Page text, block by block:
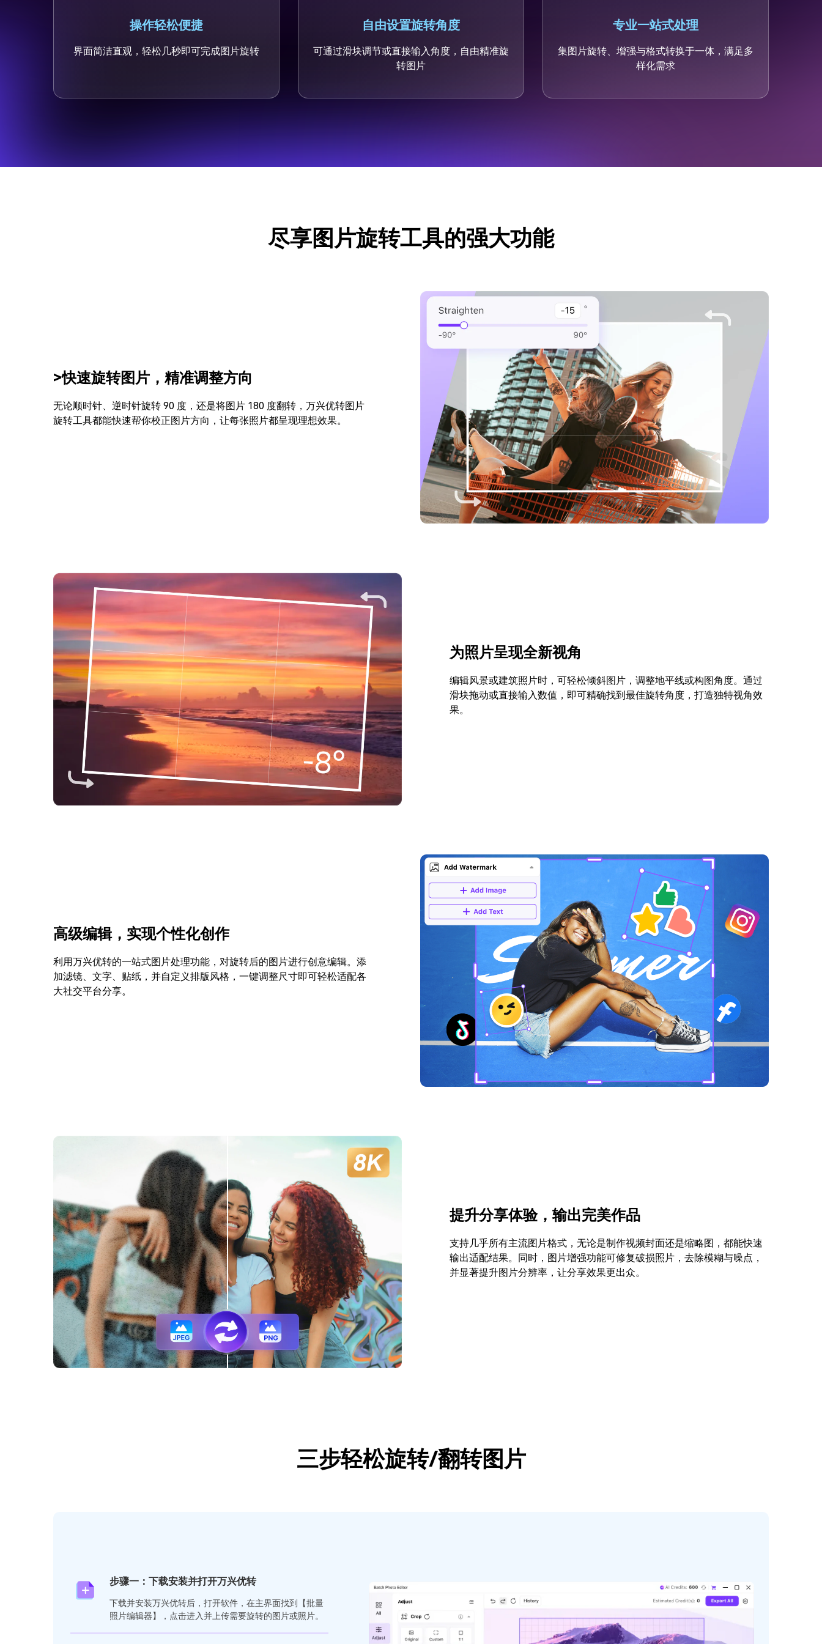
操作轻松便捷
界面简洁直观，轻松几秒即可完成图片旋转
自由设置旋转角度
可通过滑块调节或直接输入角度，自由精准旋
转图片
专业一站式处理
集图片旋转、增强与格式转换于一体，满足多
样化需求
尽享图片旋转工具的强大功能
>快速旋转图片，精准调整方向
无论顺时针、逆时针旋转 90 度，还是将图片 180 度翻转，万兴优转图片
旋转工具都能快速帮你校正图片方向，让每张照片都呈现理想效果。
为照片呈现全新视角
编辑风景或建筑照片时，可轻松倾斜图片，调整地平线或构图角度。通过
滑块拖动或直接输入数值，即可精确找到最佳旋转角度，打造独特视角效
果。
高级编辑，实现个性化创作
利用万兴优转的一站式图片处理功能，对旋转后的图片进行创意编辑。添
加滤镜、文字、贴纸，并自定义排版风格，一键调整尺寸即可轻松适配各
大社交平台分享。
提升分享体验，输出完美作品
支持几乎所有主流图片格式，无论是制作视频封面还是缩略图，都能快速
输出适配结果。同时，图片增强功能可修复破损照片，去除模糊与噪点，
并显著提升图片分辨率，让分享效果更出众。
三步轻松旋转/翻转图片
步骤一：下载安装并打开万兴优转
下载并安装万兴优转后，打开软件，在主界面找到【批量
照片编辑器】，点击进入并上传需要旋转的图片或照片。